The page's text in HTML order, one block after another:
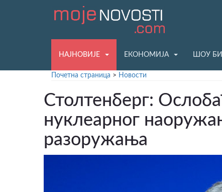
НАЈНОВИЈЕ ЕКОНОМИЈА ШОУ
Почетна страница > Новости
Столтенберг:
нуклеарног
разоружања